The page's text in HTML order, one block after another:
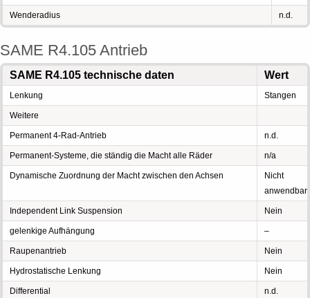
Wenderadius n.d.
SAME R4.105 Antrieb
SAME R4.105 technische daten Wert
Lenkung Stangen
Weitere
Permanent 4-Rad-Antrieb n.d.
Permanent-Systeme, die ständig die Macht alle Räder n/a
Dynamische Zuordnung der Macht zwischen den Achsen
Nicht
anwendbar
Independent Link Suspension Nein
gelenkige Aufhängung –
Raupenantrieb Nein
Hydrostatische Lenkung Nein
Differential n.d.